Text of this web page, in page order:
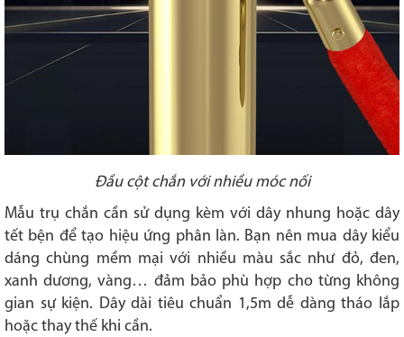
Đầu cột chắn với nhiều móc nối
Mẫu trụ chắn cần sử dụng kèm với dây nhung hoặc dây
tết bện để tạo hiệu ứng phân làn. Bạn nên mua dây kiểu
dáng chùng mềm mại với nhiều màu sắc như đỏ, đen,
xanh dương, vàng… đảm bảo phù hợp cho từng không
gian sự kiện. Dây dài tiêu chuẩn 1,5m dễ dàng tháo lắp
hoặc thay thế khi cần.